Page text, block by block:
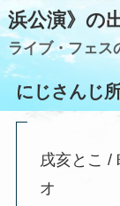
浜公演》の
ライブ・フェス
にじさんじ
戌亥とこ /
オ